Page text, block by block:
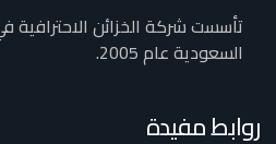
تأسست شركة الخزائن الاحترافية
السعودية عام 2005.
روابط مفيدة